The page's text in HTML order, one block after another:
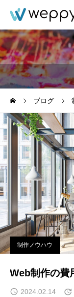
ブログ
制作ノウハウ
Web制作の費
2024.02.14